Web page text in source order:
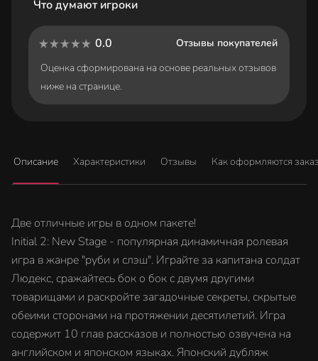
Что думают игроки
0.0
Отзывы покупателей
Оценка сформирована на основе реальных отзывов
ниже на странице.
Описание Характеристики Отзывы Как оформляются
Две отличные игры в одном пакете!
Initial 2: New Stage - популярная динамичная ролевая
игра в жанре "руби и слэш". Играйте за капитана солдат
Людекс, сражайтесь бок о бок с двумя другими
товарищами и раскройте загадочные секреты, скрытые
обеими сторонами на протяжении десятилетий. Игра
содержит 10 глав рассказов и полностью озвучена на
английском и японском языках. Японский дубляж